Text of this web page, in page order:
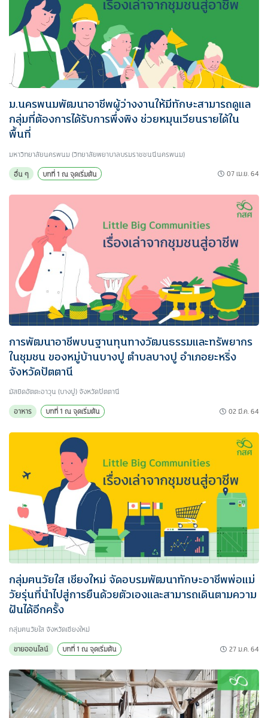
ม.นครพนมพัฒนาอาชีพผู้ว่างงานให้มีทักษะสามารถดูแล
กลุ่มที่ต้องการได้รับการพึ่งพิง ช่วยหมุนเวียนรายได้ใน
พื้นที่
มหาวิทยาลัยนครพนม (วิทยาลัยพยาบาลบรมราชชนนีนครพนม)
อื่น ๆ
บทที่ 1 ณ จุดเริ่มต้น 07 เม.ย. 64
การพัฒนาอาชีพบนฐานทุนทางวัฒนธรรมและทรัพยากร
ในชุมชน ของหมู่บ้านบางปู ตำบลบางปู อำเภอยะหริ่ง
จังหวัดปัตตานี
มัสยิดอัตตะอาวุน (บางปู) จังหวัดปัตตานี
อาหาร
บทที่ 1 ณ จุดเริ่มต้น 02 มี.ค. 64
กลุ่มฅนวัยใส เชียงใหม่ จัดอบรมพัฒนาทักษะอาชีพพ่อแม่
วัยรุ่นที่นำไปสู่การยืนด้วยตัวเองและสามารถเดินตามความ
ฝันได้อีกครั้ง
กลุ่มฅนวัยใส จังหวัดเชียงใหม่
ขายออนไลน์
บทที่ 1 ณ จุดเริ่มต้น 27 ม.ค. 64